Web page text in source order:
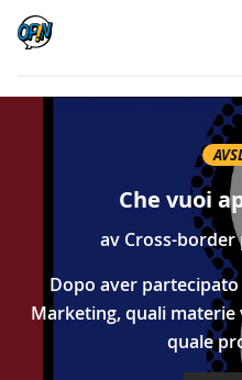
Che vuoi
av Cross-border
Dopo aver
Marketing, quali
quale